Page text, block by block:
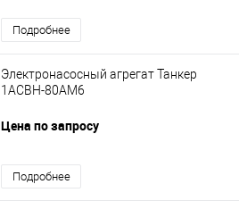
Подробнее
Электронасосный агрегат Танкер
1АСВН-80АМ6
Цена по запросу
Подробнее